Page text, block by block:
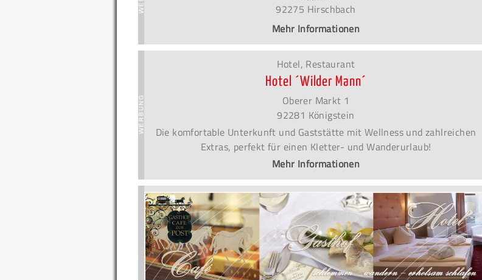
92275 Hirschbach
Mehr Informationen
Hotel, Restaurant
Hotel ´Wilder Mann´
Oberer Markt 1
92281 Königstein
Die komfortable Unterkunft und Gaststätte mit Wellness und zahlreichen
Extras, perfekt für einen Kletter- und Wanderurlaub!
Mehr Informationen